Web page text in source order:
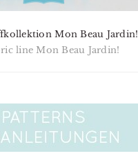
Mon Beau Jardin!
line Mon Beau Jardin!